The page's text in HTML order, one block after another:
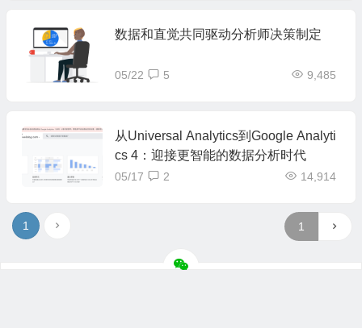
数据和直觉共同驱动分析师决策制定
05/22 9,485
5
从Universal Analytics到Google Analyti
cs 4：迎接更智能的数据分析时代
05/17 14,914
2
1